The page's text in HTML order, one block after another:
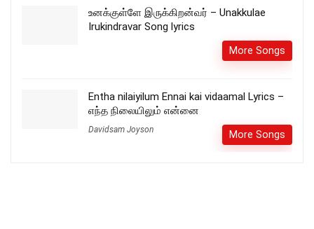
உனக்குள்ளே இருக்கிறன்வர் – Unakkulae
Irukindravar Song lyrics
More Songs
Entha nilaiyilum Ennai kai vidaamal Lyrics –
எந்த நிலையிலும் என்னை
Davidsam Joyson More Songs